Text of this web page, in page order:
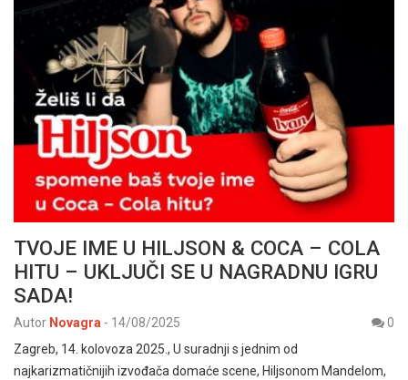
TVOJE IME U HILJSON & COCA – COLA
HITU – UKLJUČI SE U NAGRADNU IGRU
SADA!
Autor Novagra - 14/08/2025
0
Zagreb, 14. kolovoza 2025., U suradnji s jednim od
najkarizmatičnijih izvođača domaće scene, Hiljsonom Mandelom,